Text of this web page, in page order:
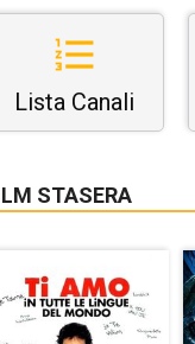
Lista Canali
STASERA